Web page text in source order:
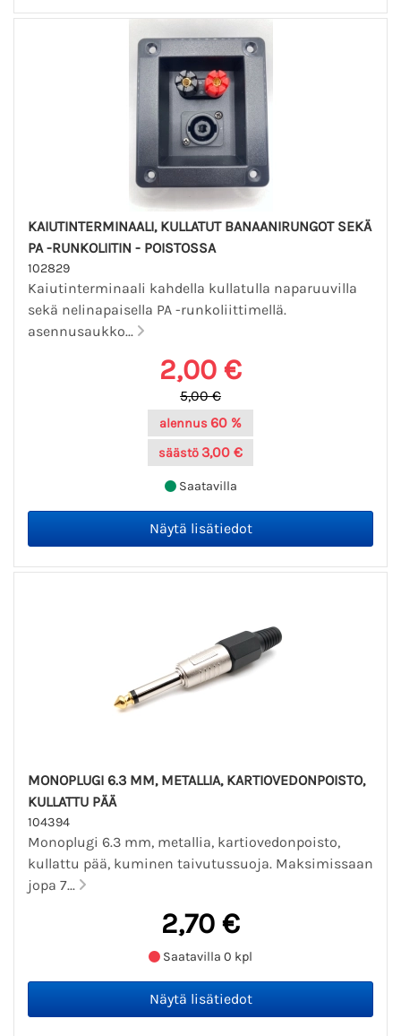
KAIUTINTERMINAALI, KULLATUT BANAANIRUNGOT SEKÄ
PA -RUNKOLIITIN - POISTOSSA
102829
Kaiutinterminaali kahdella kullatulla naparuuvilla
sekä nelinapaisella PA -runkoliittimellä.
asennusaukko...
2,00 €
5,00 €
alennus60 %
säästö 3,00 €
Saatavilla
MONOPLUGI 6.3 MM, METALLIA, KARTIOVEDONPOISTO,
KULLATTU PÄÄ
104394
Monoplugi 6.3 mm, metallia, kartiovedonpoisto,
kullattu pää, kuminen taivutussuoja. Maksimissaan
jopa 7...
2,70 €
Saatavilla 0 kpl